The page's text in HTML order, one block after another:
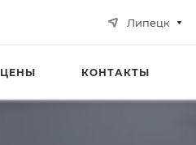
Липецк
ЦЕНЫ КОНТАКТЫ